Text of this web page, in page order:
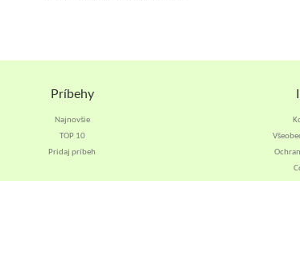
Príbehy
Najnovšie
TOP 10
Pridaj príbeh